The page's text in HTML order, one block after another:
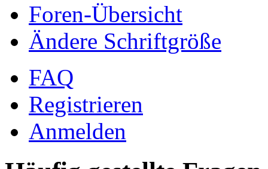
Foren-Übersicht
Ändere Schriftgröße
FAQ
Registrieren
Anmelden